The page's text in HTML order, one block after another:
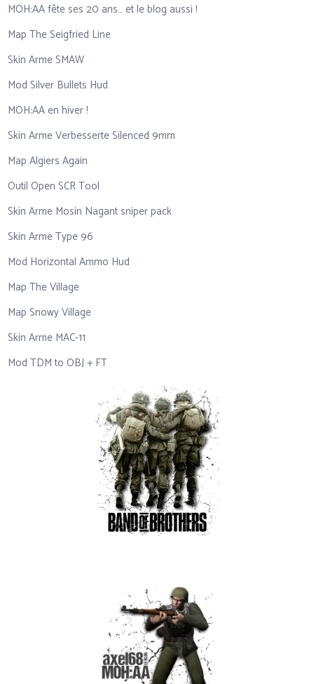
MOH:AA fête ses 20 ans… et le blog aussi !
Map The Seigfried Line
Skin Arme SMAW
Mod Silver Bullets Hud
MOH:AA en hiver !
Skin Arme Verbesserte Silenced 9mm
Map Algiers Again
Outil Open SCR Tool
Skin Arme Mosin Nagant sniper pack
Skin Arme Type 96
Mod Horizontal Ammo Hud
Map The Village
Map Snowy Village
Skin Arme MAC-11
Mod TDM to OBJ + FT